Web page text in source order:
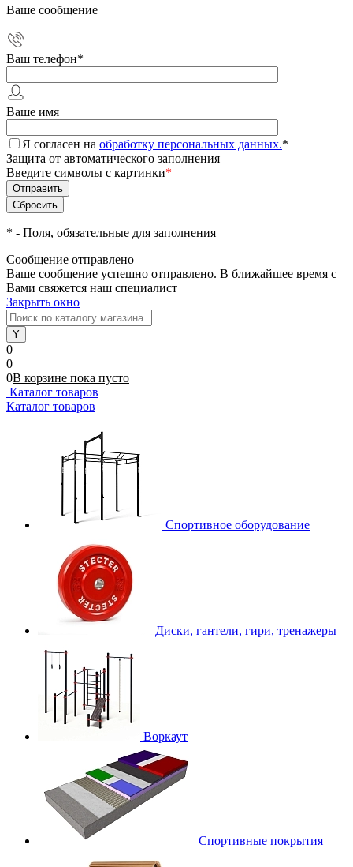
Ваше сообщение
Ваш телефон*
Ваше имя
Я согласен на обработку персональных данных.*
Защита от автоматического заполнения
Введите символы с картинки*
* - Поля, обязательные для заполнения
Сообщение отправлено
Ваше сообщение успешно отправлено. В ближайшее время с
Вами свяжется наш специалист
Закрыть окно
0
0
0В корзине пока пусто
Каталог товаров
Каталог товаров
Спортивное оборудование
Диски, гантели, гири, тренажеры
Воркаут
Спортивные покрытия